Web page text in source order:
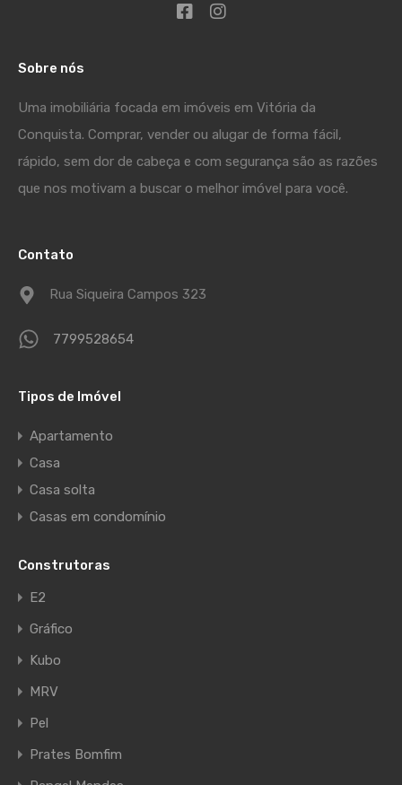
Sobre nós
Uma imobiliária focada em imóveis em Vitória da
Conquista. Comprar, vender ou alugar de forma fácil,
rápido, sem dor de cabeça e com segurança são as razões
que nos motivam a buscar o melhor imóvel para você.
Contato
Rua Siqueira Campos 323
7799528654
Tipos de Imóvel
Apartamento
Casa
Casa solta
Casas em condomínio
Construtoras
E2
Gráfico
Kubo
MRV
Pel
Prates Bomfim